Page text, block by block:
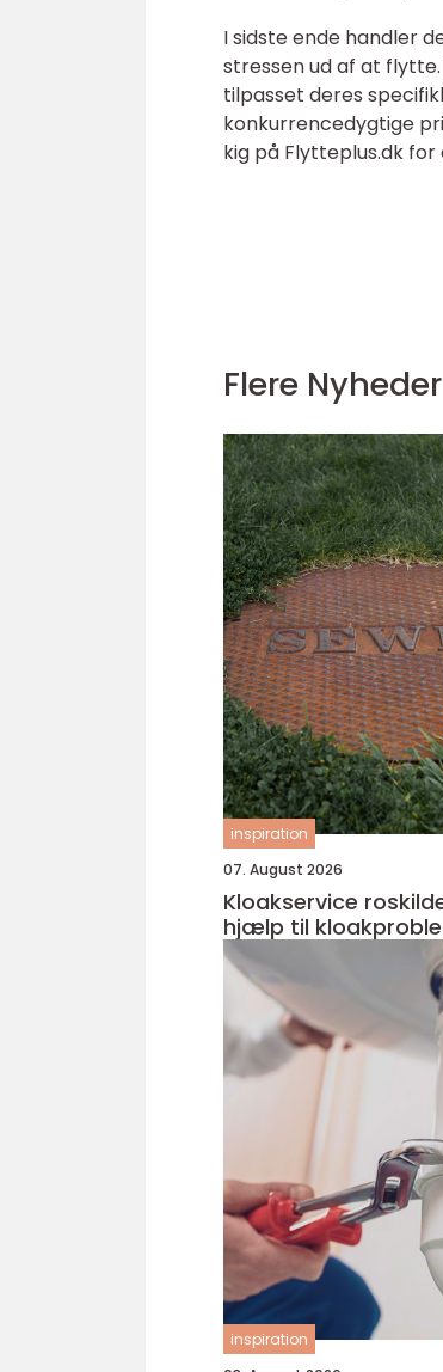
I sidste ende handler
stressen ud af at
tilpasset deres
konkurrencedygtige
kig på Flytteplus.dk
Flere Nyheder
inspiration
07. August 2026
Kloakservice roskilde
hjælp til
inspiration